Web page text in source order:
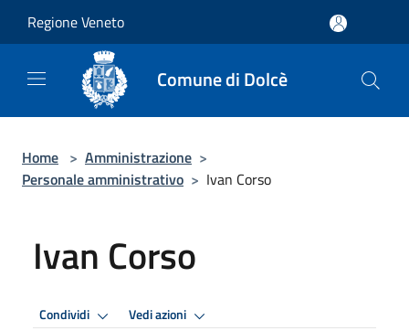
Regione Veneto
Comune di Dolcè
Home > Amministrazione >
Personale amministrativo > Ivan Corso
Ivan Corso
Condividi Vedi azioni